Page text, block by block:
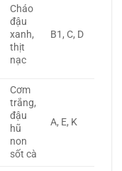
Cháo
đậu
xanh,
thịt
nạc
B1, C, D
Cơm
trắng,
đậu
hũ
non
sốt cà
A, E, K